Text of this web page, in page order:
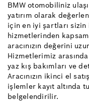
BMW otomobiliniz
yatırım olarak
için en iyi şartları sizin
hizmetlerinden
aracınızın değerini
Hizmetlerimiz
yaz kış bakımları ve
Aracınızın ikinci el
işlemler kayıt altında
belgelendirilir.